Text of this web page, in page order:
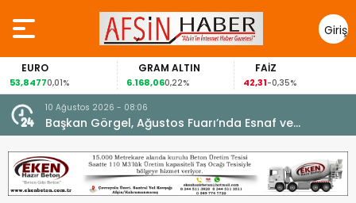
Giriş
Yap
GRAM ALTIN
0,22% -0,35%
10 Ağustos 2026 - 08:06
Başkan Görgel, Ağustos Fuarı’nda Esnaf ve
Vatandaşlarla Buluştu.